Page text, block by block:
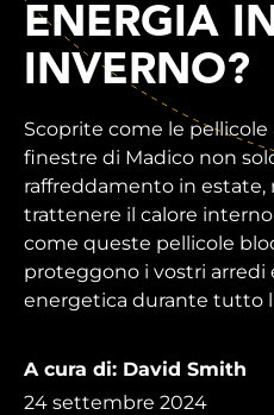
ENERGIA
INVERNO?
Scoprite come le
finestre di Madico non
raffreddamento in estate,
trattenere il calore
come queste pellicole
proteggono i vostri arredi
energetica durante tutto
A cura di: David Smith
24 settembre 2024